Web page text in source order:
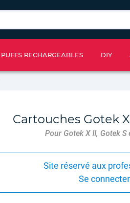
PUFFS RECHARGEABLES DIY
Cartouches Gotek
Pour Gotek X II, Gotek S
Site réservé aux
Se connecter